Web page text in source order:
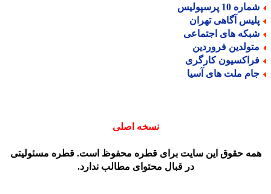
10 پرسپولیس
آگاهی تهران
های اجتماعی
فروردین
کارگری
ملت های آسیا
نسخه اصلی
حقوق این سایت برای قطره محفوظ است. قطره مسئولیتی
در قبال محتوای مطالب ندارد.